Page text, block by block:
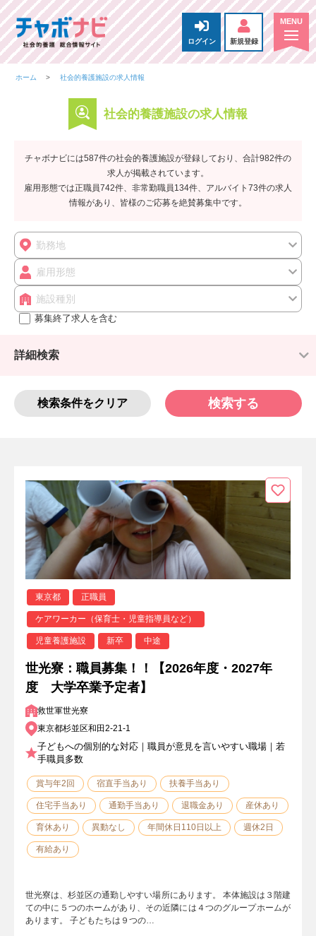
ログイン 新規登録
ホーム 社会的養護施設の求人情報
社会的養護施設の求人情報
チャボナビには587件の社会的養護施設が登録しており、合計982件の
求人が掲載されています。
雇用形態では正職員742件、非常勤職員134件、アルバイト73件の求人
情報があり、皆様のご応募を絶賛募集中です。
勤務地
雇用形態
施設種別
募集終了求人を含む
詳細検索
検索条件をクリア 検索する
東京都 正職員
ケアワーカー（保育士・児童指導員など）
児童養護施設 新卒 中途
世光寮：職員募集！！【2026年度・2027年
度 大学卒業予定者】
救世軍世光寮
東京都杉並区和田2-21-1
子どもへの個別的な対応｜職員が意見を言いやすい職場｜若
手職員多数
賞与年2回 宿直手当あり 扶養手当あり
住宅手当あり 通勤手当あり 退職金あり 産休あり
育休あり 異動なし 年間休日110日以上 週休2日
有給あり
世光寮は、杉並区の通勤しやすい場所にあります。 本体施設は３階建
ての中に５つのホームがあり、その近隣には４つのグループホームが
あります。 子どもたちは９つの…